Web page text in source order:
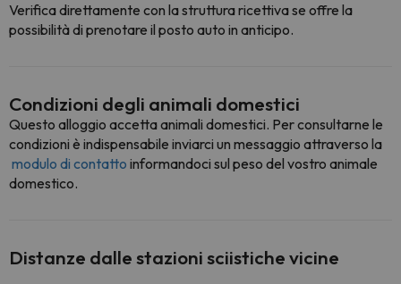
Verifica direttamente con la struttura ricettiva se offre la
possibilità di prenotare il posto auto in anticipo.
Condizioni degli animali domestici
Questo alloggio accetta animali domestici. Per consultarne le
condizioni è indispensabile inviarci un messaggio attraverso la
modulo di contatto informandoci sul peso del vostro animale
domestico.
Distanze dalle stazioni sciistiche vicine